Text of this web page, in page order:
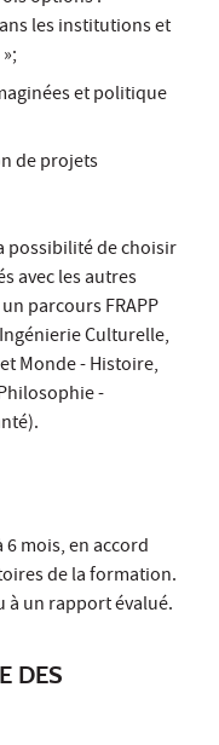
les institutions et
et politique
de projets
possibilité de choisir
avec les autres
parcours FRAPP
Culturelle,
Monde - Histoire,
-
mois, en accord
de la formation.
un rapport évalué.
DES